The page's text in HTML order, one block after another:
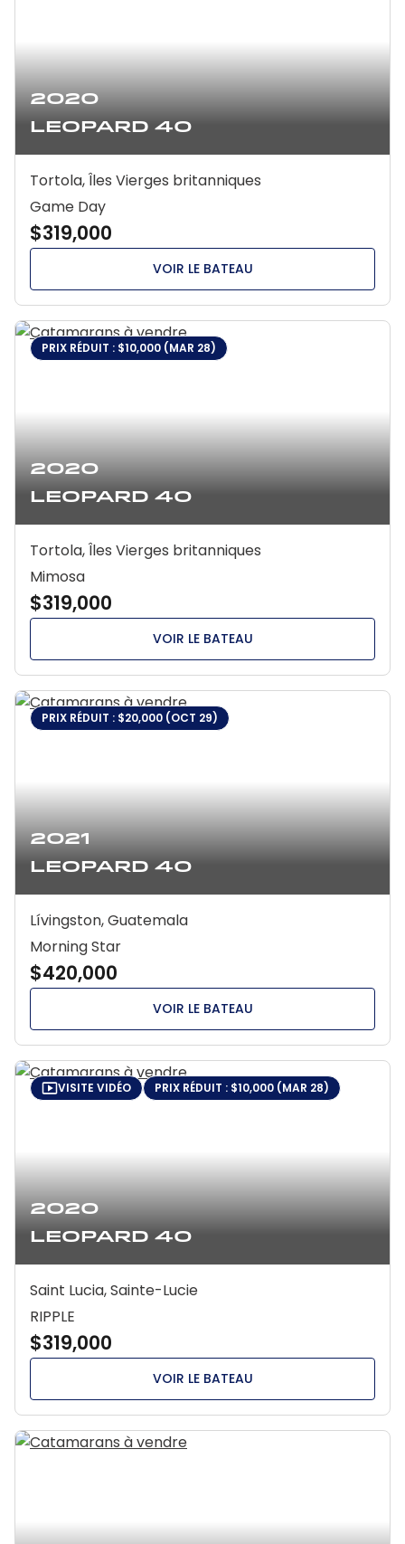
2020
Leopard 40
Tortola, Îles Vierges britanniques
Game Day
$319,000
VOIR LE BATEAU
2020
Leopard 40
PRIX RÉDUIT : $10,000 (MAR 28)
Tortola, Îles Vierges britanniques
Mimosa
$319,000
VOIR LE BATEAU
2021
Leopard 40
PRIX RÉDUIT : $20,000 (OCT 29)
Lívingston, Guatemala
Morning Star
$420,000
VOIR LE BATEAU
2020
Leopard 40
VISITE VIDÉO PRIX RÉDUIT : $10,000 (MAR 28)
Saint Lucia, Sainte-Lucie
RIPPLE
$319,000
VOIR LE BATEAU